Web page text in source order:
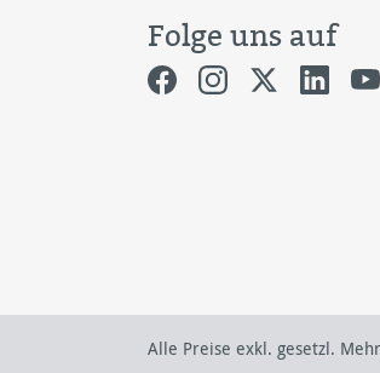
Folge uns auf
Alle Preise exkl. gesetzl.